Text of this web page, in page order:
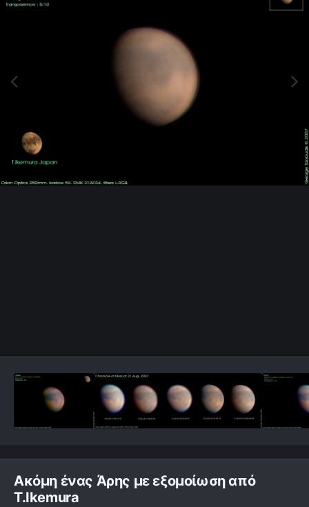
Ακόμη ένας Άρης με εξομοίωση από
T.Ikemura